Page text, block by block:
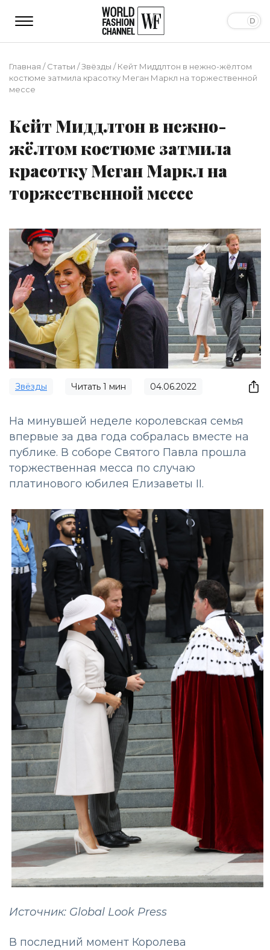
Главная /Статьи /Звёзды /Кейт Миддлтон в нежно-жёлтом
костюме затмила красотку Меган Маркл на торжественной
мессе
Кейт Миддлтон в нежно-
жёлтом костюме затмила
красотку Меган Маркл на
торжественной мессе
Звёзды Читать 1 мин 04.06.2022
На минувшей неделе королевская семья
впервые за два года собралась вместе на
публике. В соборе Святого Павла прошла
торжественная месса по случаю
платинового юбилея Елизаветы II.
Источник: Global Look Press
В последний момент Королева